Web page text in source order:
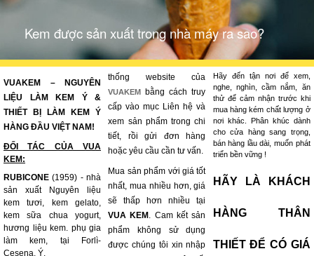
Kem được sản xuất trong nhà máy ra sao?
VUAKEM – NGUYÊN
LIỆU LÀM KEM Ý &
THIẾT BỊ LÀM KEM Ý
HÀNG ĐẦU VIỆT NAM!
ĐỐI TÁC CỦA VUA
KEM:
RUBICONE (1959) - nhà
sản xuất Nguyên liệu
kem tươi, kem gelato,
kem sữa chua yogurt,
hương liệu kem. phụ gia
làm kem, tại Forlì-
Cesena, Ý.
thống website của
VUAKEM
bằng cách truy
cấp vào mục Liên hệ và
xem sản phẩm trong chi
tiết, rồi gửi đơn hàng
hoặc yêu cầu cần tư vấn.
Mua sản phẩm với giá tốt
nhất, mua nhiều hơn, giá
sẽ thấp hơn nhiều tại
VUA KEM . Cam kết sản
phẩm không sử dụng
được chúng tôi xin nhập
Hãy đến tận nơi để xem,
nghe, nghìn, cầm nắm, ăn
thử để cảm nhận trước khi
mua hàng kém chất lượng ở
nơi khác. Phân khúc dành
cho cửa hàng sang trọng,
bán hàng lầu dài, muốn phát
triển bền vững !
HÃY LÀ KHÁCH
HÀNG THÂN
THIẾT ĐỂ CÓ GIÁ